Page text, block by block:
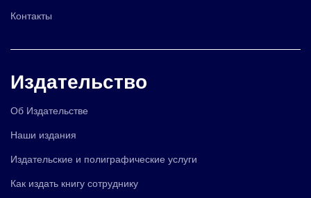
Контакты
Издательство
Об Издательстве
Наши издания
Издательские и полиграфические услуги
Как издать книгу сотруднику